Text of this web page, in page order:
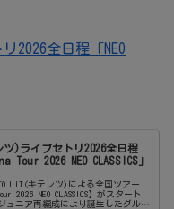
2026全日程「NEO
ツ)ライブセトリ2026全日程
Tour 2026 NEO CLASSICS」
LIT(キテレツ)による全国ツアー
2026 NEO CLASSICS】がスタート
ュニア再編成により誕生したグルー